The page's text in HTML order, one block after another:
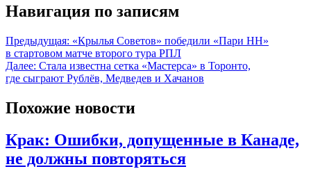
Навигация по записям
Предыдущая: «Крылья Советов» победили «Пари НН»
в стартовом матче второго тура РПЛ
Далее: Стала известна сетка «Мастерса» в Торонто,
где сыграют Рублёв, Медведев и Хачанов
Похожие новости
Крак: Ошибки, допущенные в Канаде,
не должны повторяться